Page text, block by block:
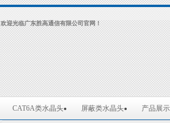
欢迎光临广东胜高通信有限公司官网！
CAT6A类水晶头 屏蔽类水晶头 产品展示